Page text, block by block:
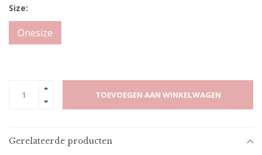
Size:
Onesize
TOEVOEGEN AAN WINKELWAGEN
Gerelateerde producten